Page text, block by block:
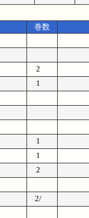
巻数
2
1
1
1
2
2/